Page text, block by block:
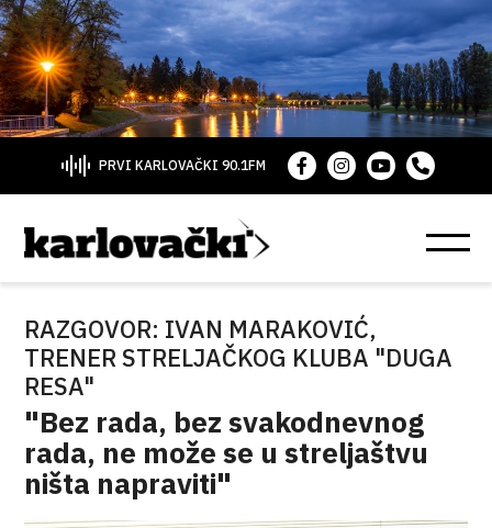
PRVI KARLOVAČKI 90.1FM
RAZGOVOR: IVAN MARAKOVIĆ,
TRENER STRELJAČKOG KLUBA "DUGA
RESA"
"Bez rada, bez svakodnevnog
rada, ne može se u streljaštvu
ništa napraviti"